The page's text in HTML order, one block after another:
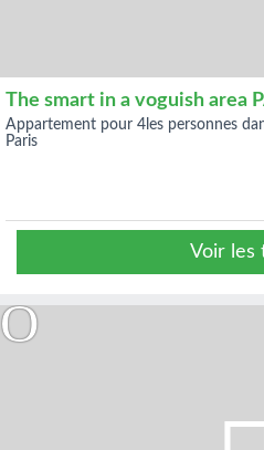
The smart in a voguish area
appartement pour 4les personnes
Paris
Voir les